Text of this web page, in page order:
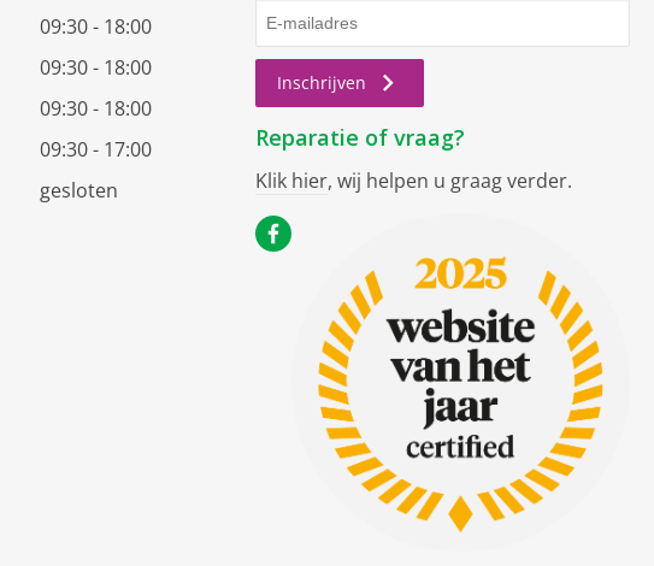
09:30 - 18:00
09:30 - 18:00
09:30 - 18:00
09:30 - 17:00
gesloten
Inschrijven
Reparatie of vraag?
Klik hier, wij helpen u graag verder.